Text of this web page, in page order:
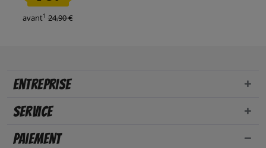
avant1 24,90 €
Entreprise
Service
Paiement